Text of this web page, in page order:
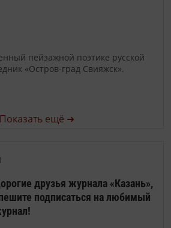
пейзажной поэтике русской
«Остров-град Свияжск».
Показать ещё ➜
друзья журнала «Казань»,
подписаться на любимый